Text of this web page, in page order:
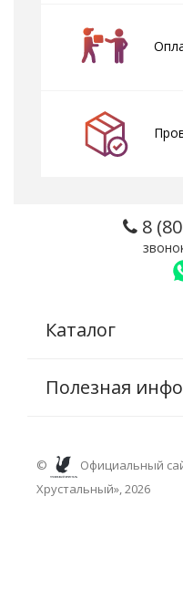
8
Каталог
Полезная
©
Официальный
Хрустальный», 2026